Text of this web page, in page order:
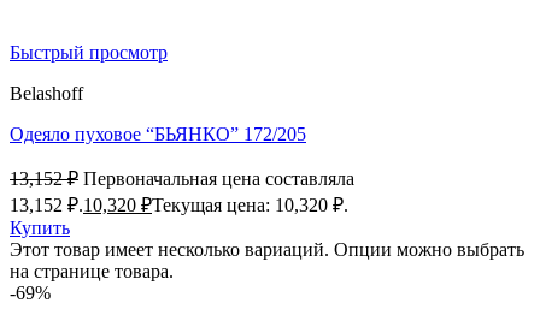
Быстрый просмотр
Belashoff
Одеяло пуховое “БЬЯНКО” 172/205
13,152₽ Первоначальная цена составляла
13,152 ₽.10,320 ₽Текущая цена: 10,320 ₽.
Купить
Этот товар имеет несколько вариаций. Опции можно выбрать
на странице товара.
-69%